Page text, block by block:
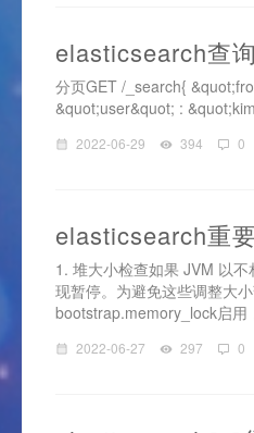
elasticsearch查询
分页GET /_search{
&quot;user&quot; :
2022-06-29 394 0
elasticsearch重
1. 堆大小检查如果 JVM 以
现暂停。为避免这些调整大
bootstrap.memory_lock启用
2022-06-27 297 0